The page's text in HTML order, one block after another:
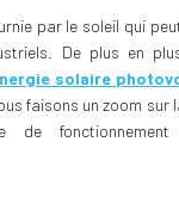
par le soleil qui
De plus en
solaire
faisons un zoom sur
de